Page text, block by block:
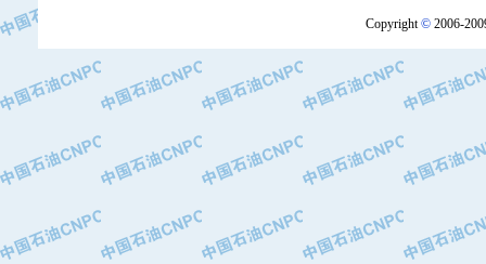
·河北保定天威集团特变电气有限公司
·中国石油抚顺石化公司
·中国石油辽阳石油化纤公司
·托肯恒山科技（广州）有限公司
·中国石油兰州石油化工公司
·大庆油田有限责任公司
·中国石油辽河油田分公司
Copyright©2006-